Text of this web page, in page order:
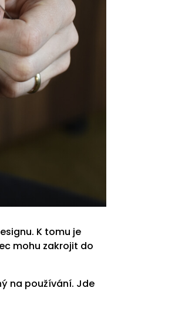
K tomu je
mohu zakrojit do
na používání. Jde